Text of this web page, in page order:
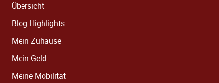
Übersicht
Blog Highlights
Mein Zuhause
Mein Geld
Meine Mobilität